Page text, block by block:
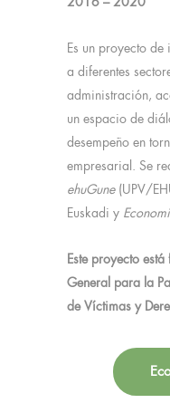
Es un proyecto
a diferentes
administración,
un espacio de
desempeño en
empresarial. Se
ehuGune(UPV/
Euskadi y
Este proyecto
General para la
de Víctimas y